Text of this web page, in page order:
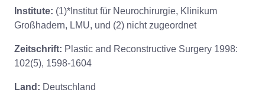
Institute: (1)*Institut für Neurochirurgie, Klinikum
Großhadern, LMU, und (2) nicht zugeordnet
Zeitschrift: Plastic and Reconstructive Surgery 1998:
102(5), 1598-1604
Land: Deutschland